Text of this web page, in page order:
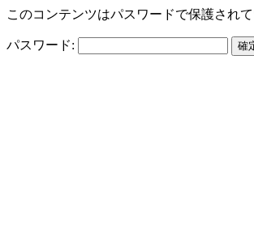
このコンテンツはパスワードで保護され
パスワード: